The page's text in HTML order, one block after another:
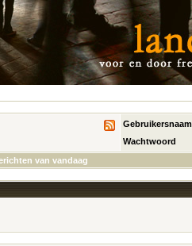
Gebruikersnaam
Wachtwoord
van vandaag